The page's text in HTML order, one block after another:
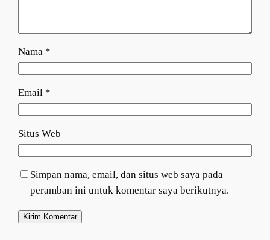
Nama *
Email *
Situs Web
Simpan nama, email, dan situs web saya pada
peramban ini untuk komentar saya berikutnya.